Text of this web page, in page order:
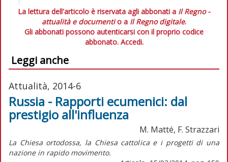
La lettura dell'articolo è riservata agli abbonati a Il Regno -
attualità e documentio a Il Regno digitale.
Gli abbonati possono autenticarsi con il proprio codice
abbonato. Accedi.
Leggi anche
Attualità, 2014-6
Russia - Rapporti ecumenici: dal
prestigio all'influenza
M. Matté, F. Strazzari
La Chiesa ortodossa, la Chiesa cattolica e i progetti di una
nazione in rapido movimento.